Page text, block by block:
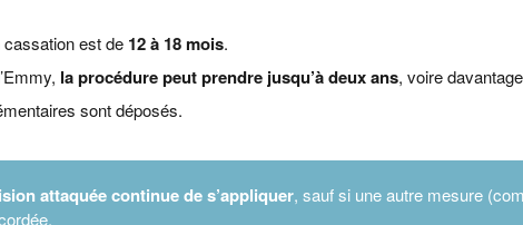
est de 12 à 18 mois.
la procédure peut prendre jusqu’à deux ans, voire
sont déposés.
attaquée continue de s’appliquer, sauf si une autre mesure